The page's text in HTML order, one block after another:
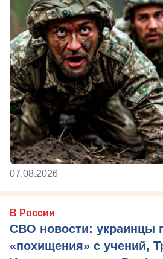
07.08.2026
В России
СВО новости: украинцы
«похищения» с учений,